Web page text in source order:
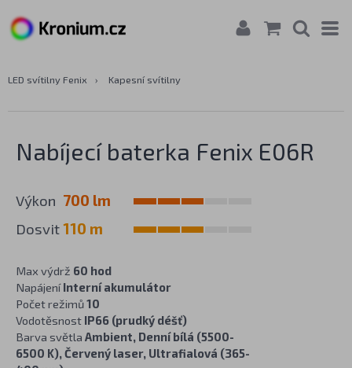
LED svítilny Fenix › Kapesní svítilny
Nabíjecí baterka Fenix E06R
Výkon 700 lm
Dosvit110 m
Max výdrž 60 hod
NapájeníInterní akumulátor
Počet režimů10
Vodotěsnost IP66 (prudký déšť)
Barva světla Ambient, Denní bílá (5500-
6500 K), Červený laser, Ultrafialová (365-